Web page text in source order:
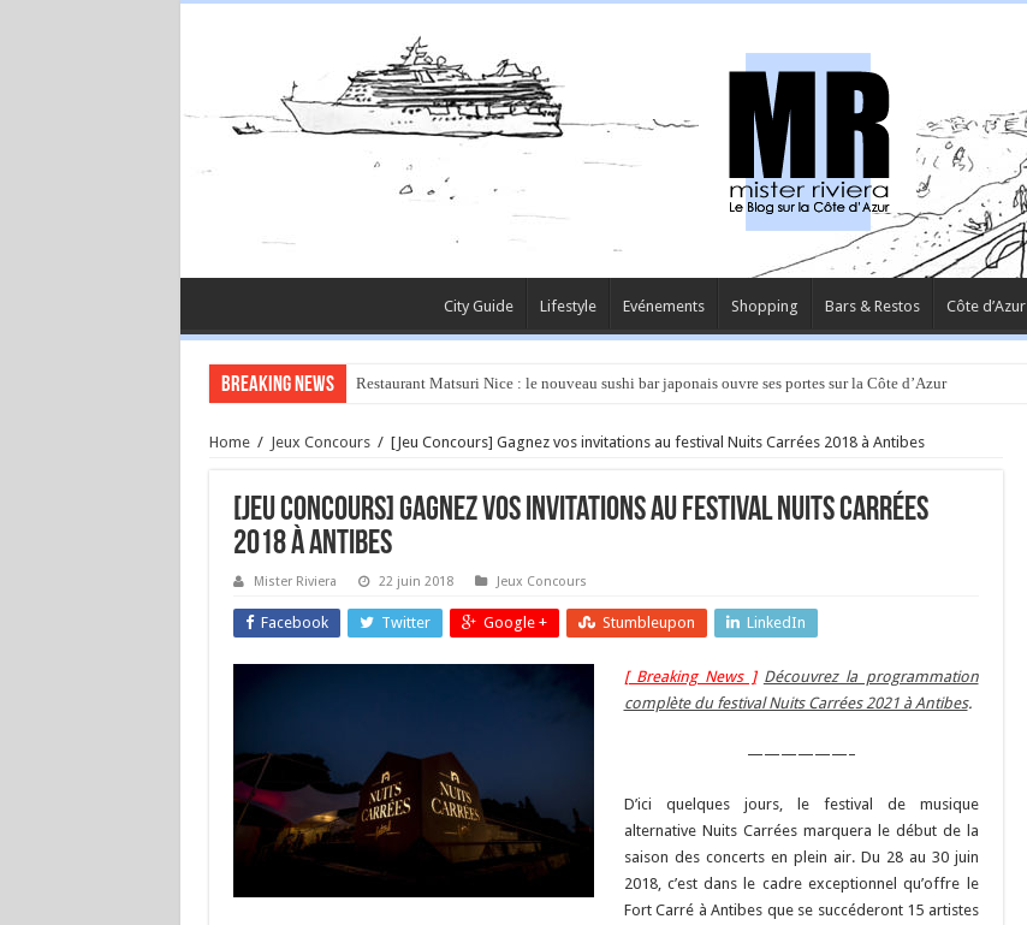
City Guide Lifestyle Evénements Shopping Bars & Restos Côte d’Azur
Breaking News Restaurant Matsuri Nice : le nouveau sushi bar japonais ouvre ses portes sur la Côte d’Azur
Home / Jeux Concours / [Jeu Concours] Gagnez vos invitations au festival Nuits Carrées 2018 à Antibes
[Jeu Concours] Gagnez vos invitations au festival Nuits Carrées
2018 à Antibes
Mister Riviera 22 juin 2018 Jeux Concours
Facebook Twitter Google + Stumbleupon LinkedIn
[ Breaking News ] Découvrez la programmation
complète du festival Nuits Carrées 2021 à Antibes.
——————–
D’ici quelques jours, le festival de musique
alternative Nuits Carrées marquera le début de la
saison des concerts en plein air. Du 28 au 30 juin
2018, c’est dans le cadre exceptionnel qu’offre le
Fort Carré à Antibes que se succéderont 15 artistes